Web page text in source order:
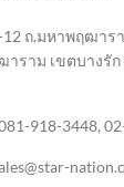
12 ถ.มหาพฤฒาร
ราม เขตบางรัก
918-3448,